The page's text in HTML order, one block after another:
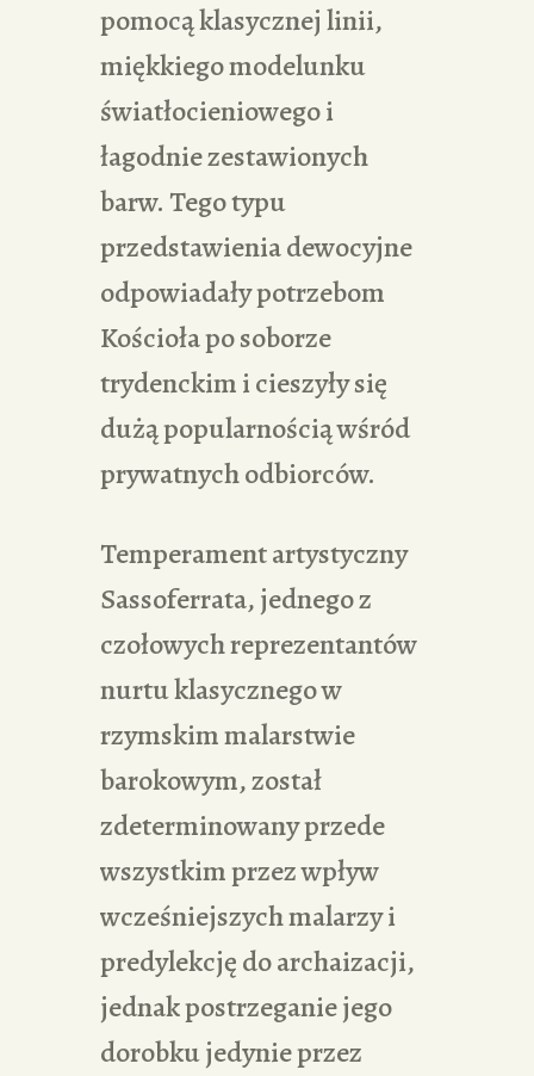
pomocą klasycznej linii,
miękkiego modelunku
światłocieniowego i
łagodnie zestawionych
barw. Tego typu
przedstawienia dewocyjne
odpowiadały potrzebom
Kościoła po soborze
trydenckim i cieszyły się
dużą popularnością wśród
prywatnych odbiorców.
Temperament artystyczny
Sassoferrata, jednego z
czołowych reprezentantów
nurtu klasycznego w
rzymskim malarstwie
barokowym, został
zdeterminowany przede
wszystkim przez wpływ
wcześniejszych malarzy i
predylekcję do archaizacji,
jednak postrzeganie jego
dorobku jedynie przez